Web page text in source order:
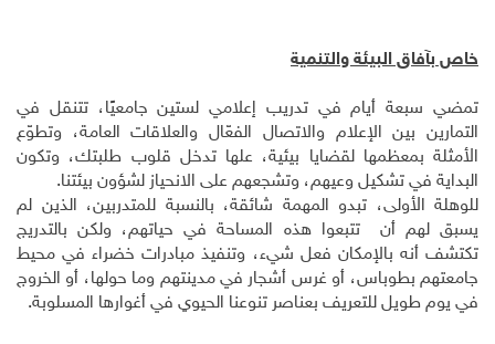
خاص بآفاق البيئة والتنمية
تمضي سبعة أيام في تدريب إعلامي لستين جامعيًا، تتنقل في
التمارين بين الإعلام والاتصال الفعّال والعلاقات العامة، وتطوّع
الأمثلة بمعظمها لقضايا بيئية، علها تدخل قلوب طلبتك، وتكون
البداية في تشكيل وعيهم، وتشجعهم على الانحياز لشؤون بيئتنا.
للوهلة الأولى، تبدو المهمة شائقة، بالنسبة للمتدربين، الذين لم
يسبق لهم أن تتبعوا هذه المساحة في حياتهم، ولكن بالتدريج
تكتشف أنه بالإمكان فعل شيء، وتنفيذ مبادرات خضراء في محيط
جامعتهم بطوباس، أو غرس أشجار في مدينتهم وما حولها، أو الخروج
في يوم طويل للتعريف بعناصر تنوعنا الحيوي في أغوارها المسلوبة.